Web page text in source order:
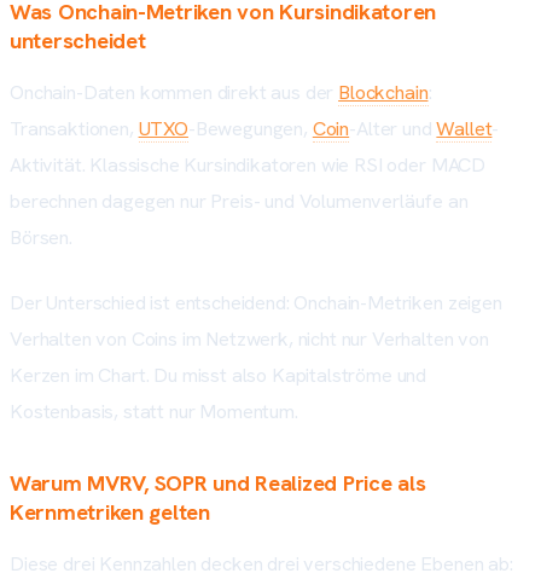
Was Onchain-Metriken von Kursindikatoren
unterscheidet
Onchain-Daten kommen direkt aus der Blockchain:
Transaktionen, UTXO-Bewegungen, Coin-Alter undWallet-
Aktivität. Klassische Kursindikatoren wie RSI oder MACD
berechnen dagegen nur Preis- und Volumenverläufe an
Börsen.
Der Unterschied ist entscheidend: Onchain-Metriken zeigen
Verhalten von Coins im Netzwerk, nicht nur Verhalten von
Kerzen im Chart. Du misst also Kapitalströme und
Kostenbasis, statt nur Momentum.
Warum MVRV, SOPR und Realized Price als
Kernmetriken gelten
Diese drei Kennzahlen decken drei verschiedene Ebenen ab: